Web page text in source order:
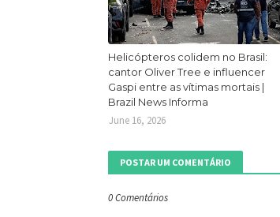
Helicópteros colidem no Brasil:
cantor Oliver Tree e influencer
Gaspi entre as vítimas mortais |
Brazil News Informa
June 16, 2026
POSTAR UM COMENTÁRIO
0 Comentários